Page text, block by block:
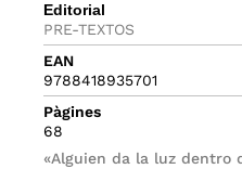
Editorial
PRE-TEXTOS
EAN
9788418935701
Pàgines
68
«Alguien da la luz dentro